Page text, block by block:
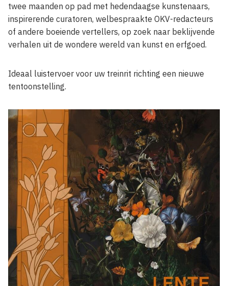
twee maanden op pad met hedendaagse kunstenaars,
inspirerende curatoren, welbespraakte OKV-redacteurs
of andere boeiende vertellers, op zoek naar beklijvende
verhalen uit de wondere wereld van kunst en erfgoed.
Ideaal luistervoer voor uw treinrit richting een nieuwe
tentoonstelling.